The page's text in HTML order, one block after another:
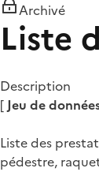
Archivé
Liste
Description
[ Jeu de
Liste des
pédestre,